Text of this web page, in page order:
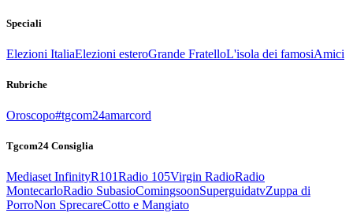
Speciali
Elezioni ItaliaElezioni esteroGrande FratelloL'isola dei famosiAmici
Rubriche
Oroscopo#tgcom24amarcord
Tgcom24 Consiglia
Mediaset InfinityR101Radio 105Virgin RadioRadio
MontecarloRadio SubasioComingsoonSuperguidatvZuppa di
PorroNon SprecareCotto e Mangiato